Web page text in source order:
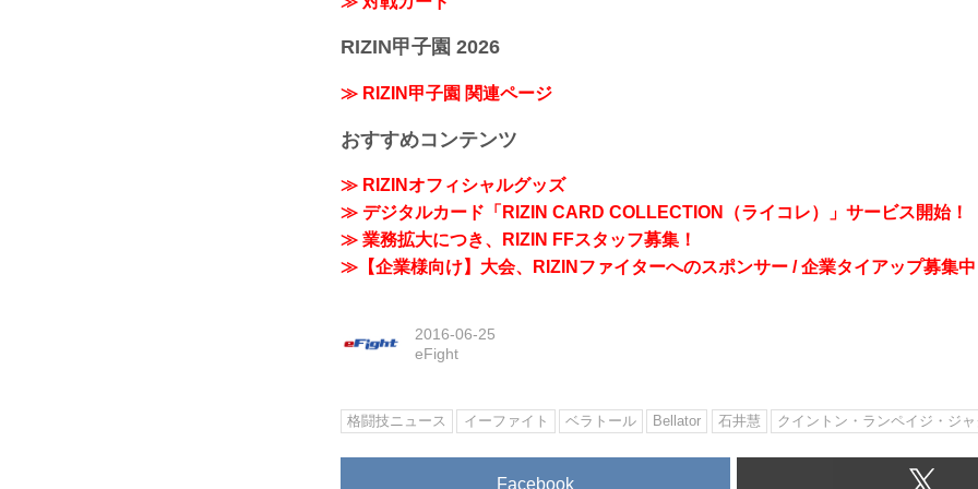
RIZIN甲子園 2026
≫ RIZIN甲子園 関連ページ
おすすめコンテンツ
≫ RIZINオフィシャルグッズ
≫ デジタルカード「RIZIN CARD COLLECTION（ライコレ）」サービス開始！
≫ 業務拡大につき、RIZIN FFスタッフ募集！
≫【企業様向け】大会、RIZINファイターへのスポンサー / 企業タイアップ募集中
2016-06-25
eFight
格闘技ニュース イーファイト ベラトール Bellator 石井慧 クイントン・ランペイジ・ジ
Facebook